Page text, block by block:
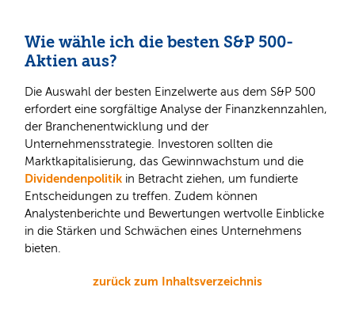
Wie wähle ich die besten S&P 500-
Aktien aus?
Die Auswahl der besten Einzelwerte aus dem S&P 500
erfordert eine sorgfältige Analyse der Finanzkennzahlen,
der Branchenentwicklung und der
Unternehmensstrategie. Investoren sollten die
Marktkapitalisierung, das Gewinnwachstum und die
Dividendenpolitik in Betracht ziehen, um fundierte
Entscheidungen zu treffen. Zudem können
Analystenberichte und Bewertungen wertvolle Einblicke
in die Stärken und Schwächen eines Unternehmens
bieten.
zurück zum Inhaltsverzeichnis